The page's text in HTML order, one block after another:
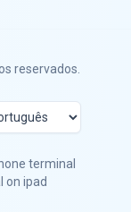
reservados.
terminal
on ipad